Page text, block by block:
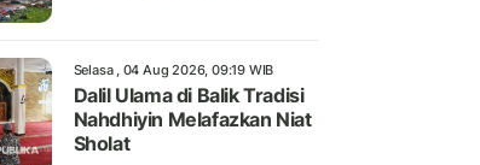
Selasa , 04 Aug 2026, 09:19 WIB
Dalil Ulama di Balik Tradisi
Nahdhiyin Melafazkan Niat
Sholat